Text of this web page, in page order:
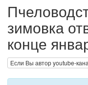
зимовка
конце
Если Вы автор youtube-